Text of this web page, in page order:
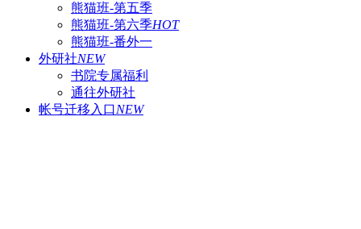
熊猫班-第五季
熊猫班-第六季HOT
熊猫班-番外一
外研社NEW
书院专属福利
通往外研社
帐号迁移入口NEW